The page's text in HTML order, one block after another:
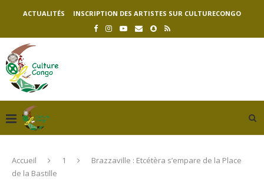
ACTUALITÉS INSCRIPTION DES ARTISTES SUR CULTURECONGO
Accueil 1
Brazzaville : Etcétèra s’empare de la Place
de la Bastille